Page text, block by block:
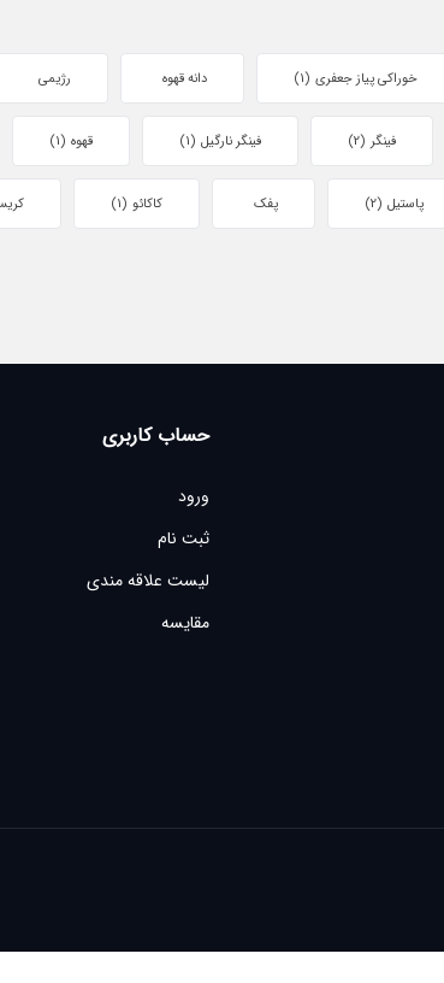
خوراکی پیاز جعفری (1) دانه قهوه رژیمی
فینگر (2) فینگر نارگیل (1) قهوه (1)
پاستیل (2) پفک کاکائو (1)
حساب کاربری
ورود
ثبت نام
لیست علاقه مندی
مقایسه